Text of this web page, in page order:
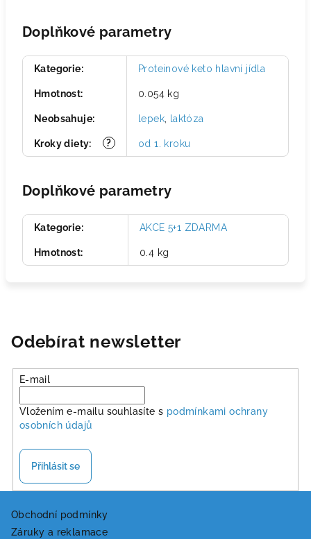
Doplňkové parametry
Kategorie: Proteinové keto hlavní jídla
Hmotnost: 0.054 kg
Neobsahuje: lepek laktóza
?
Kroky diety: od 1. kroku
Doplňkové parametry
Kategorie: AKCE 5+1 ZDARMA
Hmotnost: 0.4 kg
Odebírat newsletter
E-mail
Vložením e-mailu souhlasíte s podmínkami ochrany
osobních údajů
Přihlásit se
Obchodní podmínky
Záruky a reklamace